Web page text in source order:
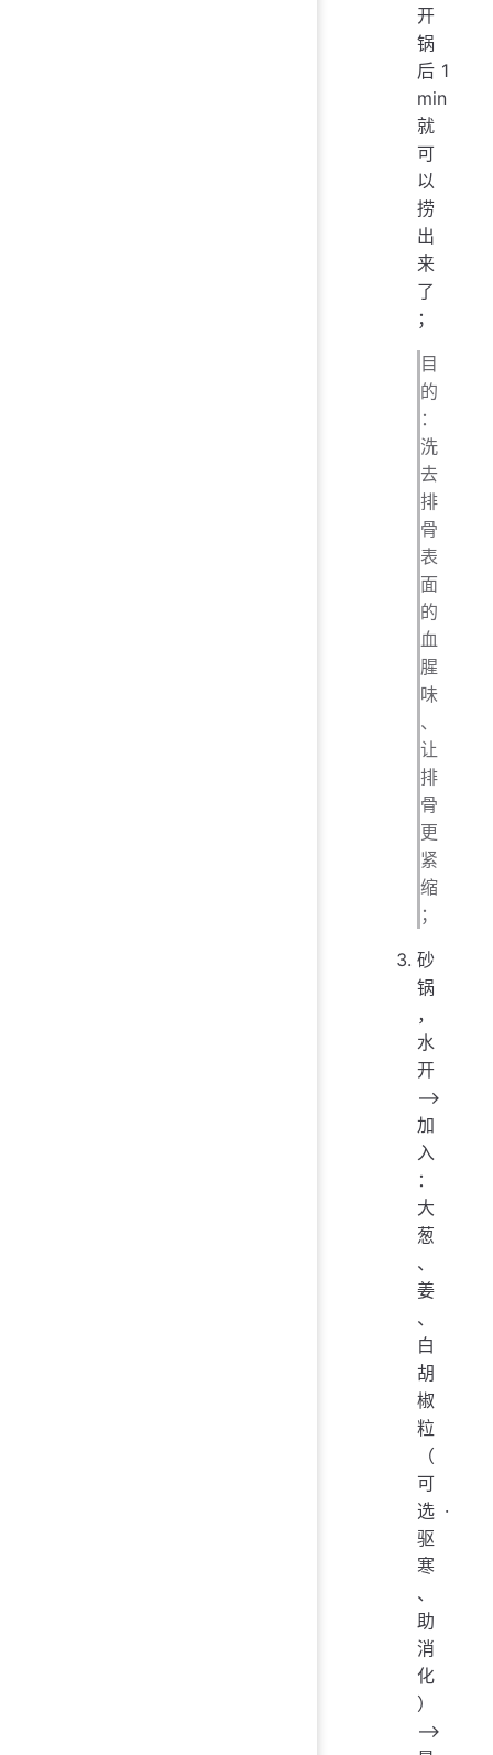
开
锅
后 1
min
就
可
以
捞
出
来
了
；
目
的
：
洗
去
排
骨
表
面
的
血
腥
味
、
让
排
骨
更
紧
缩
；
砂
锅
，
水
开
——>
加
入
：
大
葱
、
姜
、
白
胡
椒
粒
（
可
选·
驱
寒
、
助
消
化
）
——>